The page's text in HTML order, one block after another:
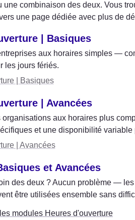
une combinaison des deux. Vous
une page dédiée avec plus de
| Basiques
aux horaires simples —
les jours fériés.
| Basiques
| Avancées
organisations aux horaires plus
et une disponibilité variable
| Avancées
et Avancées
des deux ? Aucun problème —
être utilisées ensemble sans
modules Heures d'ouverture